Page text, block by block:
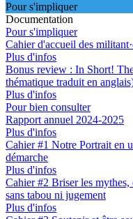
Pour s'impliquer
Documentation
Pour s'impliquer
Cahier d'accueil des
Plus d'infos
Bonus review : In Short!
thématique traduit en
Plus d'infos
Pour bien consulter
Rapport annuel 2024-2025
Plus d'infos
Cahier #1 Notre Portrait en
démarche
Plus d'infos
Cahier #2 Briser les
sans tabou ni jugement
Plus d'infos